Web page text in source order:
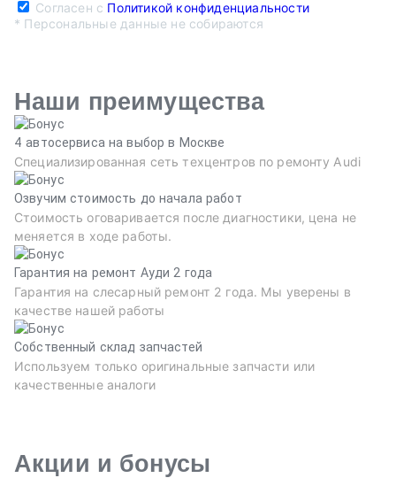
Согласен с Политикой конфиденциальности
* Персональные данные не собираются
Наши преимущества
4 автосервиса на выбор в Москве
Специализированная сеть техцентров по ремонту Audi
Озвучим стоимость до начала работ
Стоимость оговаривается после диагностики, цена не
меняется в ходе работы.
Гарантия на ремонт Ауди 2 года
Гарантия на слесарный ремонт 2 года. Мы уверены в
качестве нашей работы
Собственный склад запчастей
Используем только оригинальные запчасти или
качественные аналоги
Акции и бонусы